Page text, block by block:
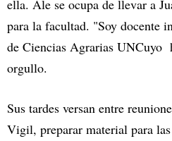
ella. Ale se ocupa de llevar a
para la facultad. "Soy docente
de Ciencias Agrarias UNCuyo
orgullo.
Sus tardes versan entre
Vigil, preparar material para